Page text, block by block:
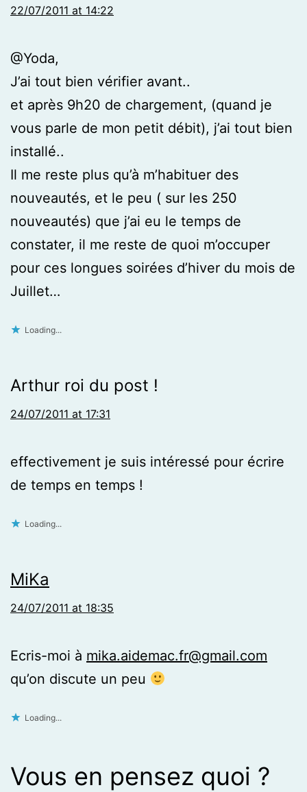
22/07/2011 at 14:22
@Yoda,
J’ai tout bien vérifier avant..
et après 9h20 de chargement, (quand je
vous parle de mon petit débit), j’ai tout bien
installé..
Il me reste plus qu’à m’habituer des
nouveautés, et le peu ( sur les 250
nouveautés) que j’ai eu le temps de
constater, il me reste de quoi m’occuper
pour ces longues soirées d’hiver du mois de
Juillet…
Loading...
Arthur roi du post !
24/07/2011 at 17:31
effectivement je suis intéressé pour écrire
de temps en temps !
Loading...
MiKa
24/07/2011 at 18:35
Ecris-moi à mika.aidemac.fr@gmail.com
qu’on discute un peu
Loading...
Vous en pensez quoi ?